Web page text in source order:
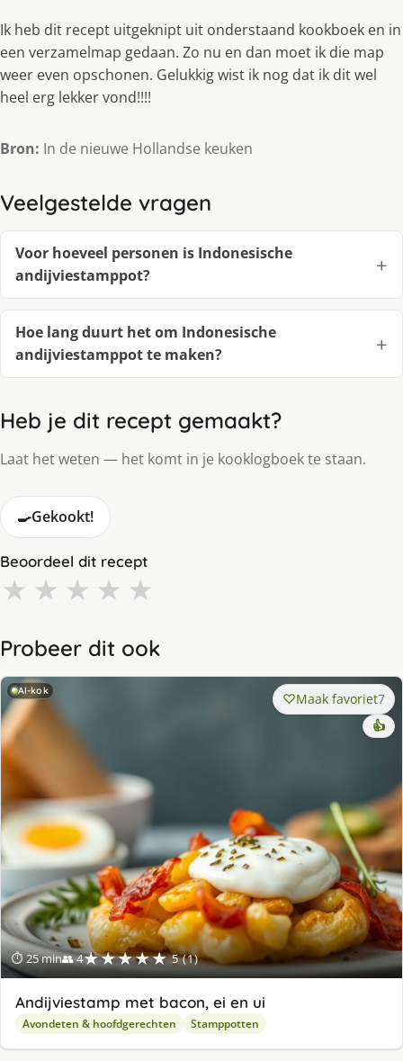
Ik heb dit recept uitgeknipt uit onderstaand kookboek en in
een verzamelmap gedaan. Zo nu en dan moet ik die map
weer even opschonen. Gelukkig wist ik nog dat ik dit wel
heel erg lekker vond!!!!
Bron: In de nieuwe Hollandse keuken
Veelgestelde vragen
Voor hoeveel personen is Indonesische
andijviestamppot?
Hoe lang duurt het om Indonesische
andijviestamppot te maken?
Heb je dit recept gemaakt?
Laat het weten — het komt in je kooklogboek te staan.
🍳Gekookt!
Beoordeel dit recept
★ ★ ★ ★ ★
Probeer dit ook
AI-kok
⏱ 25 min👥 4★★★★★ 5 (1)
Maak favoriet7
👍
Andijviestamp met bacon, ei en ui
Avondeten & hoofdgerechten Stamppotten